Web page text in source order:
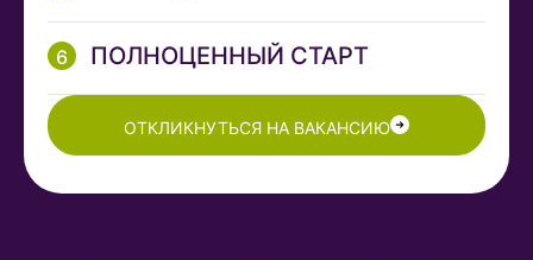
ПОЛНОЦЕННЫЙ СТАРТ
ОТКЛИКНУТЬСЯ НА ВАКАНСИЮ